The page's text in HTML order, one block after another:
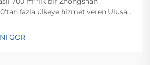
fazla ülkeye hizmet veren Ulusal
küresel OEM/ODM
edin.
GÖR